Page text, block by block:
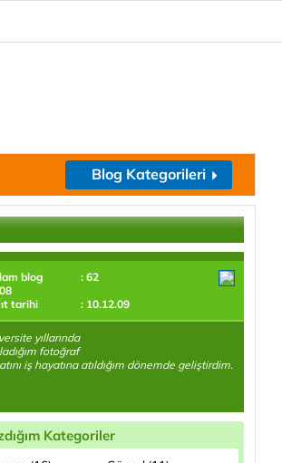
Blog Kategorileri
blog
: 62
tarihi
: 10.12.09
yıllarında
fotoğraf
iş hayatına atıldığım dönemde geliştirdim.
Kategoriler